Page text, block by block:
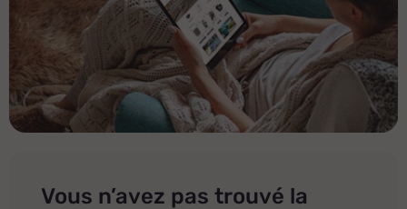
Vous n’avez pas trouvé la